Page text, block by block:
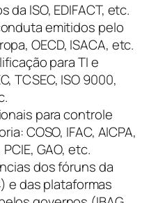
ISO, EDIFACT, etc.
emitidos pelo
OECD, ISACA, etc.
para TI e
TCSEC, ISO 9000,
para controle
COSO, IFAC, AICPA,
GAO, etc.
dos fóruns da
e das plataformas